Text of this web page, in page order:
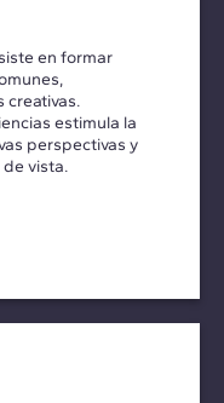
en formar
creativas.
estimula la
perspectivas y
vista.